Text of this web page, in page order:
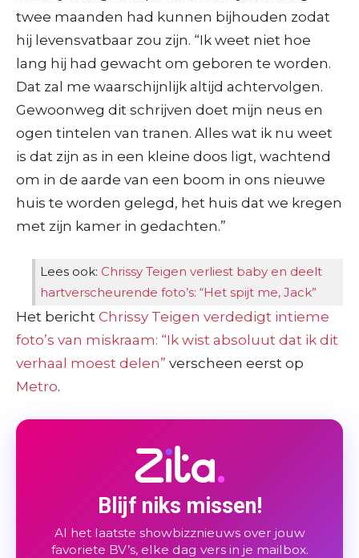
twee maanden had kunnen bijhouden zodat
hij levensvatbaar zou zijn. “Ik weet niet hoe
lang hij had gewacht om geboren te worden.
Dat zal me waarschijnlijk altijd achtervolgen.
Gewoonweg dit schrijven doet mijn neus en
ogen tintelen van tranen. Alles wat ik nu weet
is dat zijn as in een kleine doos ligt, wachtend
om in de aarde van een boom in ons nieuwe
huis te worden gelegd, het huis dat we kregen
met zijn kamer in gedachten.”
Lees ook: Chrissy Teigen verliest baby en deelt
hartverscheurende foto’s: “Het spijt me, Jack”
Het bericht Chrissy Teigen verdedigt intieme
foto’s van miskraam: “Ik wist absoluut dat ik dit
verhaal moest delen” verscheen eerst op
Metro.
Blijf niks missen!
Al het laatste showbizznieuws over jouw
favoriete BV’s, elke dag vers in je mailbox.